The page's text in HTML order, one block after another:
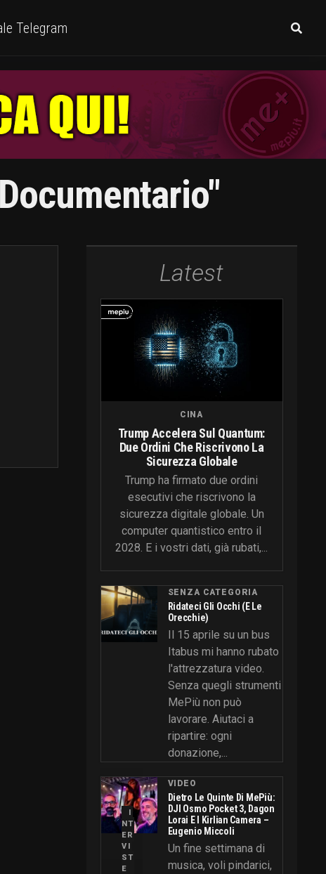
Telegram
Latest
CINA
Trump Accelera Sul Quantum:
Due Ordini Che Riscrivono La
Sicurezza Globale
Trump ha firmato due ordini
esecutivi che riscrivono la
sicurezza digitale globale. Un
computer quantistico entro il
2028. E i vostri dati, già rubati,...
SENZA CATEGORIA
Ridateci Gli Occhi (e Le
Orecchie)
Il 15 aprile su un bus
Itabus mi hanno rubato
l'attrezzatura video.
Senza quegli strumenti
MePiù non può
lavorare. Aiutaci a
ripartire: ogni
donazione,...
VIDEO
Dietro Le Quinte Di MePiù:
DJI Osmo Pocket 3, Dagon
Lorai E I Kirlian Camera –
Eugenio Miccoli
Un fine settimana di
musica, voli pindarici,
I
NT
ER
VI
ST
E